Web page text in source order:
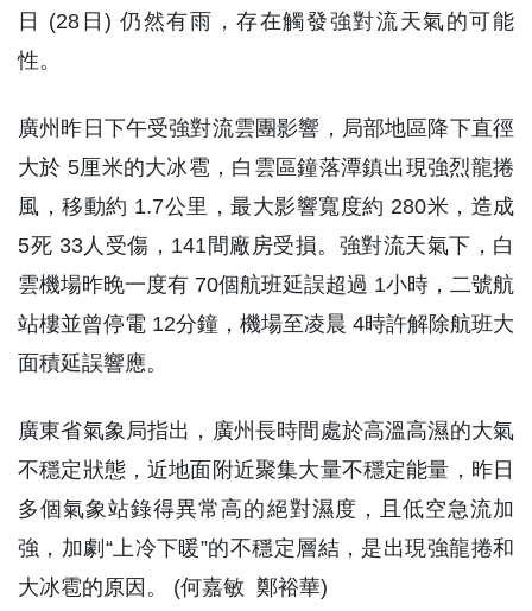
日 (28日) 仍然有雨，存在觸發強對流天氣的可能
性。
廣州昨日下午受強對流雲團影響，局部地區降下直徑
大於 5厘米的大冰雹，白雲區鐘落潭鎮出現強烈龍捲
風，移動約 1.7公里，最大影響寬度約 280米，造成
5死 33人受傷，141間廠房受損。強對流天氣下，白
雲機場昨晚一度有 70個航班延誤超過 1小時，二號航
站樓並曾停電 12分鐘，機場至凌晨 4時許解除航班大
面積延誤響應。
廣東省氣象局指出，廣州長時間處於高溫高濕的大氣
不穩定狀態，近地面附近聚集大量不穩定能量，昨日
多個氣象站錄得異常高的絕對濕度，且低空急流加
強，加劇“上冷下暖”的不穩定層結，是出現強龍捲和
大冰雹的原因。 (何嘉敏 鄭裕華)